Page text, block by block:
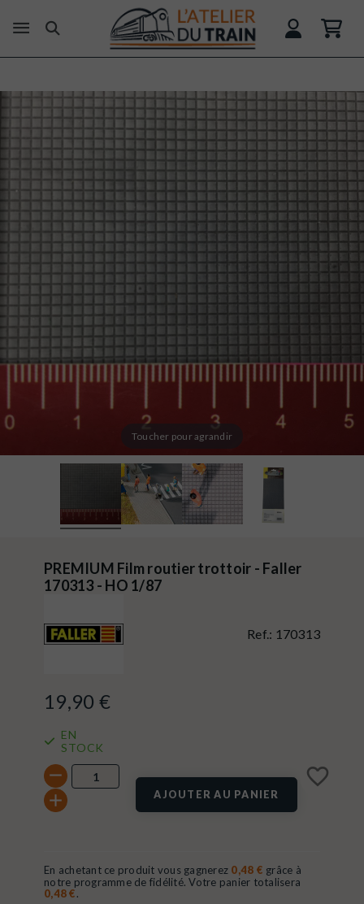
Toucher pour agrandir
PREMIUM Film routier trottoir - Faller
170313 - HO 1/87
Ref.: 170313
19,90 €
EN
STOCK
AJOUTER AU PANIER
favorite_border
En achetant ce produit vous gagnerez 0,48 € grâce à
notre programme de fidélité. Votre panier totalisera
0,48 €.